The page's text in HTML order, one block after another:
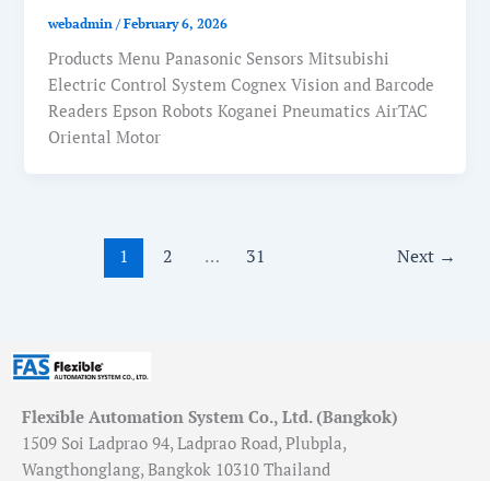
webadmin/February 6, 2026
Products Menu Panasonic Sensors Mitsubishi
Electric Control System Cognex Vision and Barcode
Readers Epson Robots Koganei Pneumatics AirTAC
Oriental Motor
1 2 … 31 Next →
Flexible Automation System Co., Ltd. (Bangkok)
1509 Soi Ladprao 94, Ladprao Road, Plubpla,
Wangthonglang, Bangkok 10310 Thailand